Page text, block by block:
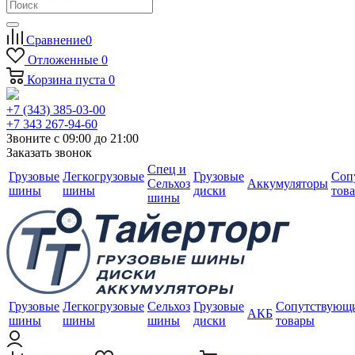
Сравнение0
Отложенные 0
Корзина пуста 0
+7 (343) 385-03-00
+7 343 267-94-60
Звоните с 09:00 до 21:00
Заказать звонок
Грузовые
шины
Легкогрузовые
шины
Спец и
Сельхоз
шины
Грузовые
диски
Аккумуляторы
Грузовые
шины
Легкогрузовые
шины
Сельхоз
шины
Грузовые
диски
АКБ
товары